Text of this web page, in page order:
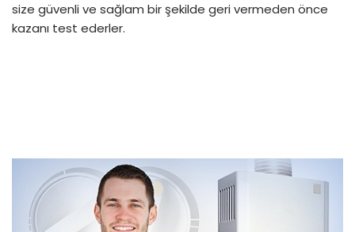
size güvenli ve sağlam bir şekilde geri vermeden önce
kazanı test ederler.